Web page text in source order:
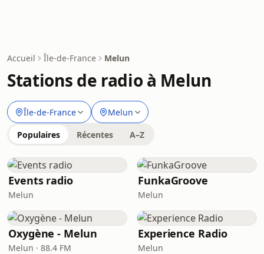
Accueil Île-de-France Melun
Stations de radio à Melun
Île-de-France Melun
Populaires Récentes A–Z
Events radio
Melun
FunkaGroove
Melun
Oxygène - Melun
Melun · 88.4 FM
Experience Radio
Melun